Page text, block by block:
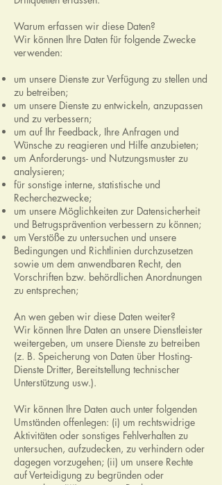
Warum erfassen wir diese Daten?
Wir können Ihre Daten für folgende Zwecke
verwenden:
um unsere Dienste zur Verfügung zu stellen und
zu betreiben;
um unsere Dienste zu entwickeln, anzupassen
und zu verbessern;
um auf Ihr Feedback, Ihre Anfragen und
Wünsche zu reagieren und Hilfe anzubieten;
um Anforderungs- und Nutzungsmuster zu
analysieren;
für sonstige interne, statistische und
Recherchezwecke;
um unsere Möglichkeiten zur Datensicherheit
und Betrugsprävention verbessern zu können;
um Verstöße zu untersuchen und unsere
Bedingungen und Richtlinien durchzusetzen
sowie um dem anwendbaren Recht, den
Vorschriften bzw. behördlichen Anordnungen
zu entsprechen;
An wen geben wir diese Daten weiter?
Wir können Ihre Daten an unsere Dienstleister
weitergeben, um unsere Dienste zu betreiben
(z. B. Speicherung von Daten über Hosting-
Dienste Dritter, Bereitstellung technischer
Unterstützung usw.).
Wir können Ihre Daten auch unter folgenden
Umständen offenlegen: (i) um rechtswidrige
Aktivitäten oder sonstiges Fehlverhalten zu
untersuchen, aufzudecken, zu verhindern oder
dagegen vorzugehen; (ii) um unsere Rechte
auf Verteidigung zu begründen oder